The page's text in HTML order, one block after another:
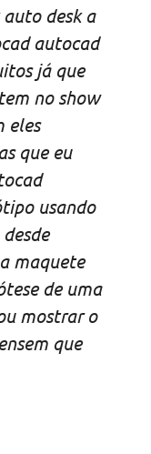
desk a
autocad
já que
no show
eles
que eu
usando
maquete
de uma
mostrar o
que